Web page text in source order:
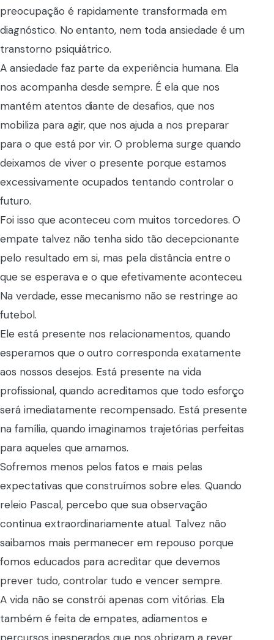
preocupação é rapidamente transformada em
diagnóstico. No entanto, nem toda ansiedade é um
transtorno psiquiátrico.
A ansiedade faz parte da experiência humana. Ela
nos acompanha desde sempre. É ela que nos
mantém atentos diante de desafios, que nos
mobiliza para agir, que nos ajuda a nos preparar
para o que está por vir. O problema surge quando
deixamos de viver o presente porque estamos
excessivamente ocupados tentando controlar o
futuro.
Foi isso que aconteceu com muitos torcedores. O
empate talvez não tenha sido tão decepcionante
pelo resultado em si, mas pela distância entre o
que se esperava e o que efetivamente aconteceu.
Na verdade, esse mecanismo não se restringe ao
futebol.
Ele está presente nos relacionamentos, quando
esperamos que o outro corresponda exatamente
aos nossos desejos. Está presente na vida
profissional, quando acreditamos que todo esforço
será imediatamente recompensado. Está presente
na família, quando imaginamos trajetórias perfeitas
para aqueles que amamos.
Sofremos menos pelos fatos e mais pelas
expectativas que construímos sobre eles. Quando
releio Pascal, percebo que sua observação
continua extraordinariamente atual. Talvez não
saibamos mais permanecer em repouso porque
fomos educados para acreditar que devemos
prever tudo, controlar tudo e vencer sempre.
A vida não se constrói apenas com vitórias. Ela
também é feita de empates, adiamentos e